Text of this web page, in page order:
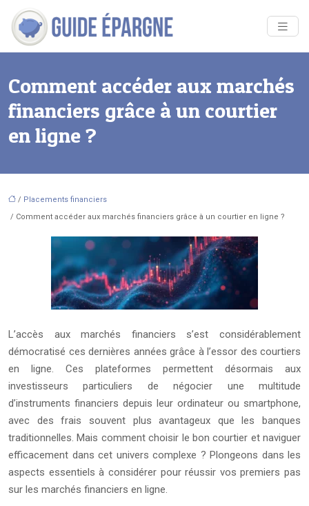
Comment accéder aux marchés
financiers grâce à un courtier
en ligne ?
/ Placements financiers
/ Comment accéder aux marchés financiers grâce à un courtier en ligne ?
L’accès aux marchés financiers s’est considérablement
démocratisé ces dernières années grâce à l’essor des courtiers
en ligne. Ces plateformes permettent désormais aux
investisseurs particuliers de négocier une multitude
d’instruments financiers depuis leur ordinateur ou smartphone,
avec des frais souvent plus avantageux que les banques
traditionnelles. Mais comment choisir le bon courtier et naviguer
efficacement dans cet univers complexe ? Plongeons dans les
aspects essentiels à considérer pour réussir vos premiers pas
sur les marchés financiers en ligne.